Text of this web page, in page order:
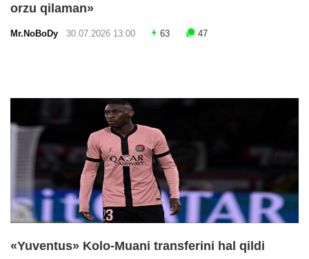
orzu qilaman»
Mr.NoBoDy 30.07.2026 13:00 63 47
«Yuventus» Kolo-Muani transferini hal qildi